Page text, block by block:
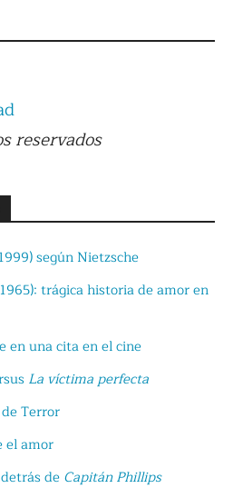
reservados
según Nietzsche
trágica historia de amor en
en una cita en el cine
La víctima perfecta
Terror
el amor
de Capitán Phillips